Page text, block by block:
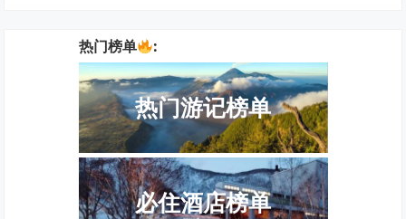
热门榜单 :
热门游记榜单
必住酒店榜单